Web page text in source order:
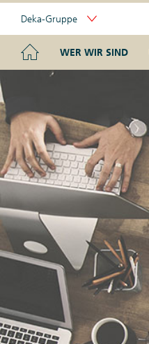
Skip
Portal
Navigation
Deka-Gruppe
HOME
WER WIR SIND